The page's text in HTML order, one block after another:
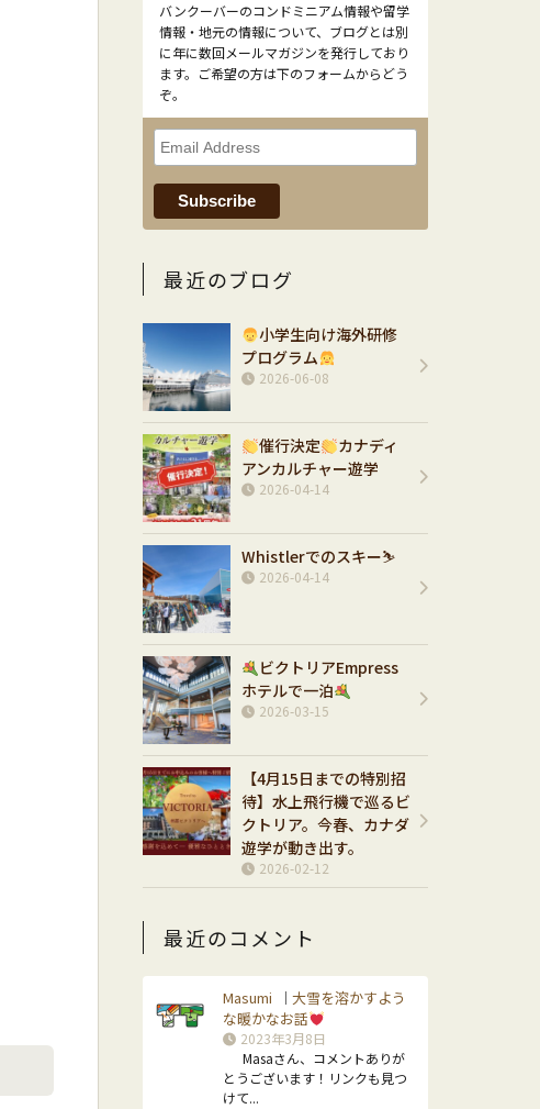
バンクーバーのコンドミニアム情報や留学
情報・地元の情報について、ブログとは別
に年に数回メールマガジンを発行しており
ます。ご希望の方は下のフォームからどう
ぞ。
最近のブログ
小学生向け海外研修
プログラム
2026-06-08
催行決定
カナディ
アンカルチャー遊学
2026-04-14
Whistlerでのスキー⛷️
2026-04-14
ビクトリアEmpress
ホテルで一泊
2026-03-15
【4月15日までの特別招
待】水上飛行機で巡るビ
クトリア。今春、カナダ
遊学が動き出す。
2026-02-12
最近のコメント
Masumi ｜ 大雪を溶かすよう
な暖かなお話
2023年3月8日
Masaさん、コメントありが
とうございます！リンクも見つ
けて...